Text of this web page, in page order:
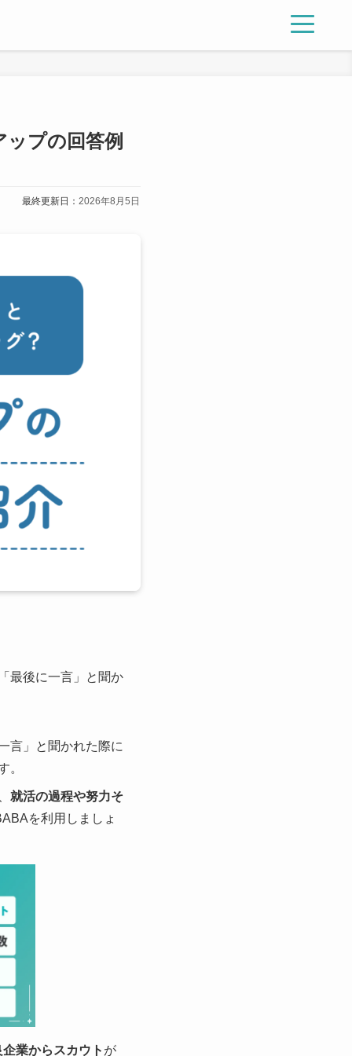
プの回答例
最終更新日：2026年8月5日
最後に一言」と聞か
言」と聞かれた際に
。
就活の過程や努力そ
を利用しましょ
企業からスカウト が